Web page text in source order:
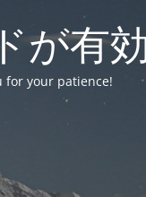
が有
for your patience!